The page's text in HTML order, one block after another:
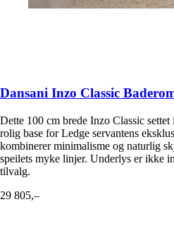
Dansani Inzo Classic
Dette 100 cm brede Inzo Classic
rolig base for Ledge servantens
kombinerer minimalisme og naturlig
speilets myke linjer. Underlys er ikke
tilvalg.
29 805,–